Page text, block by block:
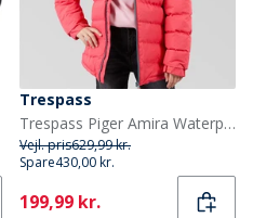
Trespass
Trespass Piger Amira Waterproof Præstation/Teknisk Lyserød
Vejl. pris629,99 kr.
Spare430,00 kr.
Current
199,99 kr.